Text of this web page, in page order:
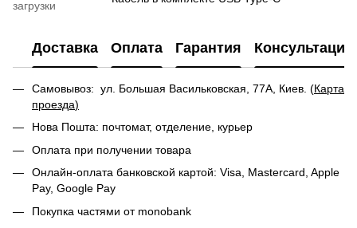
загрузки
Доставка Оплата Гарантия Консультация
Самовывоз: ул. Большая Васильковская, 77А, Киев. (Карта
проезда)
Нова Пошта: почтомат, отделение, курьер
Оплата при получении товара
Онлайн-оплата банковской картой: Visa, Mastercard, Apple
Pay, Google Pay
Покупка частями от monobank